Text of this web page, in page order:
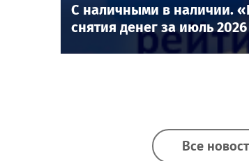
С наличными в наличии.
снятия денег за июль
Все